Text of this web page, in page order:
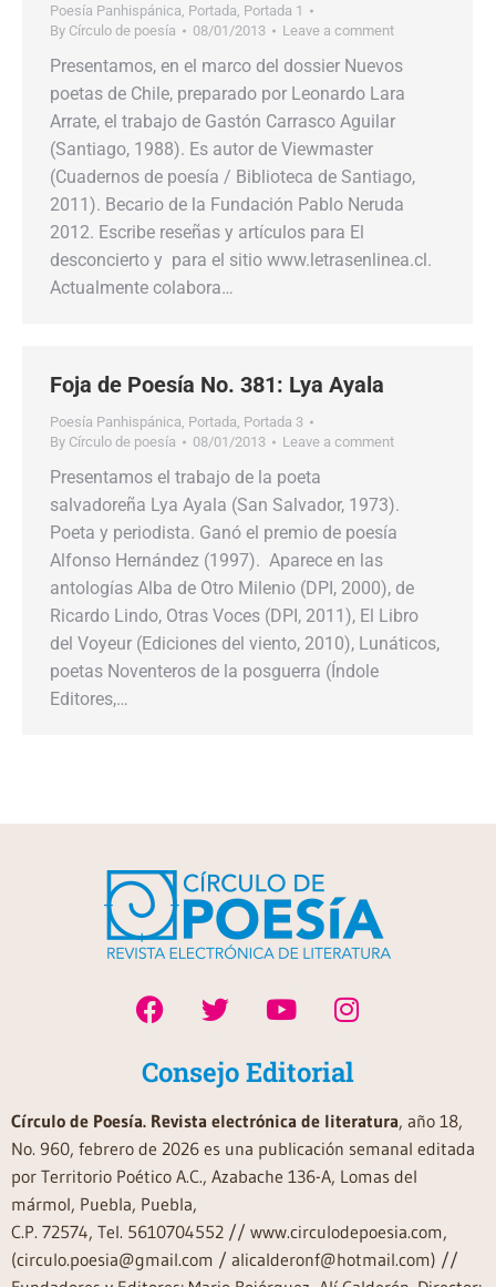
Poesía Panhispánica, Portada, Portada 1
By Círculo de poesía 08/01/2013 Leave a comment
Presentamos, en el marco del dossier Nuevos
poetas de Chile, preparado por Leonardo Lara
Arrate, el trabajo de Gastón Carrasco Aguilar
(Santiago, 1988). Es autor de Viewmaster
(Cuadernos de poesía / Biblioteca de Santiago,
2011). Becario de la Fundación Pablo Neruda
2012. Escribe reseñas y artículos para El
desconcierto y para el sitio www.letrasenlinea.cl.
Actualmente colabora…
Foja de Poesía No. 381: Lya Ayala
Poesía Panhispánica, Portada, Portada 3
By Círculo de poesía 08/01/2013 Leave a comment
Presentamos el trabajo de la poeta
salvadoreña Lya Ayala (San Salvador, 1973).
Poeta y periodista. Ganó el premio de poesía
Alfonso Hernández (1997). Aparece en las
antologías Alba de Otro Milenio (DPI, 2000), de
Ricardo Lindo, Otras Voces (DPI, 2011), El Libro
del Voyeur (Ediciones del viento, 2010), Lunáticos,
poetas Noventeros de la posguerra (Índole
Editores,…
Consejo Editorial
Círculo de Poesía. Revista electrónica de literatura, año 18,
No. 960, febrero de 2026 es una publicación semanal editada
por Territorio Poético A.C., Azabache 136-A, Lomas del
mármol, Puebla, Puebla,
C.P. 72574, Tel. 5610704552 // www.circulodepoesia.com,
(circulo.poesia@gmail.com / alicalderonf@hotmail.com) //